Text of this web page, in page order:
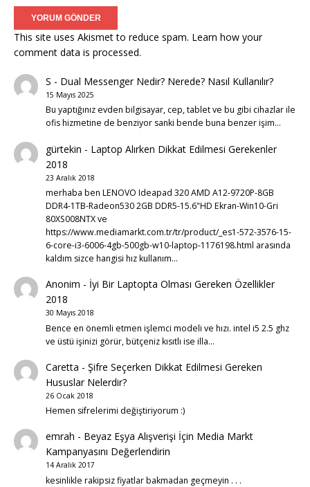
This site uses Akismet to reduce spam. Learn how your
comment data is processed.
S - Dual Messenger Nedir? Nerede? Nasıl Kullanılır?
15 Mayıs 2025
Bu yaptığınız evden bilgisayar, cep, tablet ve bu gibi cihazlar ile
ofis hizmetine de benziyor sanki bende buna benzer işim…
gürtekin - Laptop Alırken Dikkat Edilmesi Gerekenler
2018
23 Aralık 2018
merhaba ben LENOVO Ideapad 320 AMD A12-9720P-8GB
DDR4-1TB-Radeon530 2GB DDR5-15.6"HD Ekran-Win10-Gri
80XS008NTX ve
https://www.mediamarkt.com.tr/tr/product/_es1-572-3576-15-
6-core-i3-6006-4gb-500gb-w10-laptop-1176198.html arasında
kaldım sizce hangisi hız kullanım…
Anonim - İyi Bir Laptopta Olması Gereken Özellikler
2018
30 Mayıs 2018
Bence en önemli etmen işlemci modeli ve hızı. intel i5 2.5 ghz
ve üstü işinizi görür, bütçeniz kısıtlı ise illa…
Caretta - Şifre Seçerken Dikkat Edilmesi Gereken
Hususlar Nelerdir?
26 Ocak 2018
Hemen sifrelerimi değiştiriyorum :)
emrah - Beyaz Eşya Alışverişi İçin Media Markt
Kampanyasını Değerlendirin
14 Aralık 2017
kesinlikle rakipsiz fiyatlar bakmadan geçmeyin . . .